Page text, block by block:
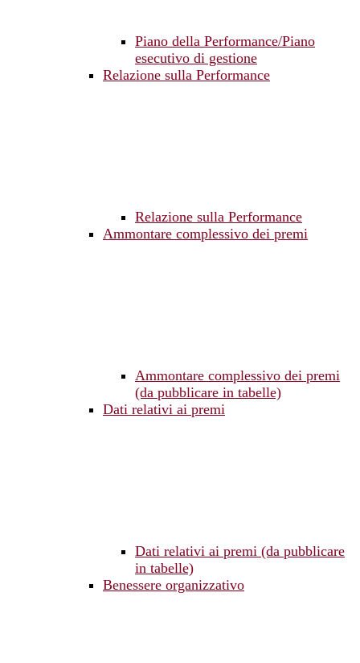
Piano della Performance/Piano
esecutivo di gestione
Relazione sulla Performance
Relazione sulla Performance
Ammontare complessivo dei premi
Ammontare complessivo dei premi
(da pubblicare in tabelle)
Dati relativi ai premi
Dati relativi ai premi (da pubblicare
in tabelle)
Benessere organizzativo